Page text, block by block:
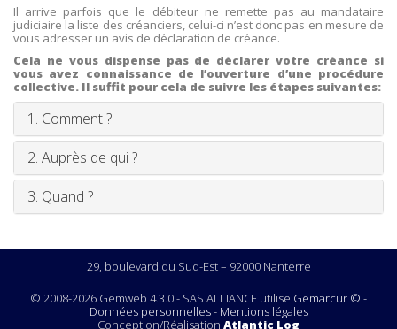
Il arrive parfois que le débiteur ne remette pas au mandataire
judiciaire la liste des créanciers, celui-ci n’est donc pas en mesure de
vous adresser un avis de déclaration de créance.
Cela ne vous dispense pas de déclarer votre créance si
vous avez connaissance de l’ouverture d’une procédure
collective. Il suffit pour cela de suivre les étapes suivantes:
1. Comment ?
2. Auprès de qui ?
3. Quand ?
29, boulevard du Sud-Est – 92000 Nanterre
© 2008-2026 Gemweb 4.3.0 - SAS ALLIANCE utilise Gemarcur © -
Données personnelles- Mentions légales
Conception/Réalisation Atlantic Log